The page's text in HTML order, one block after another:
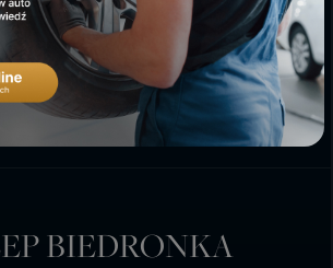
- SOBOTA
9:00 - 20:00
HANDLOWA
10:00 - 18:00
BIEDRONKA